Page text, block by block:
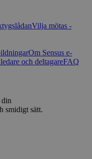
Vilja mötas -
Om Sensus e-
och deltagareFAQ
din
smidigt sätt.